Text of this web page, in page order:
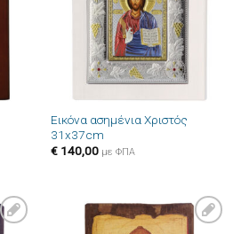
Εικόνα ασημένια Χριστός
31x37cm
€140,00 με ΦΠΑ